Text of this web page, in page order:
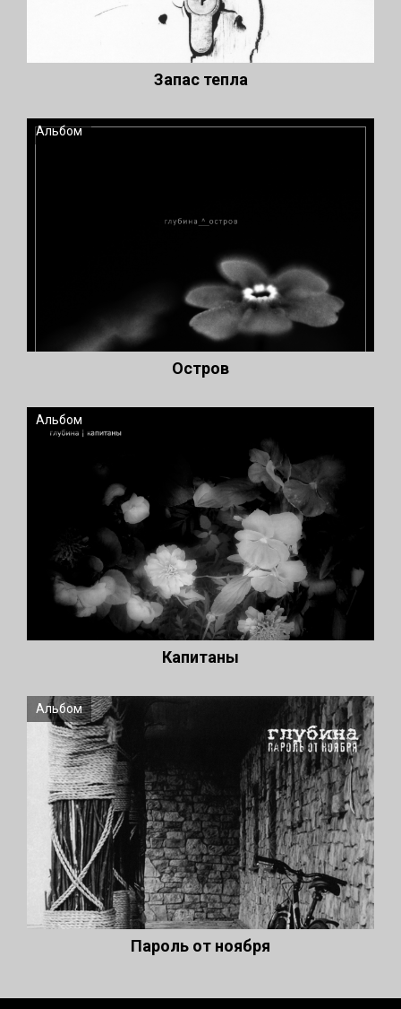
Запас тепла
Альбом
Остров
Альбом
Капитаны
Альбом
Пароль от ноября